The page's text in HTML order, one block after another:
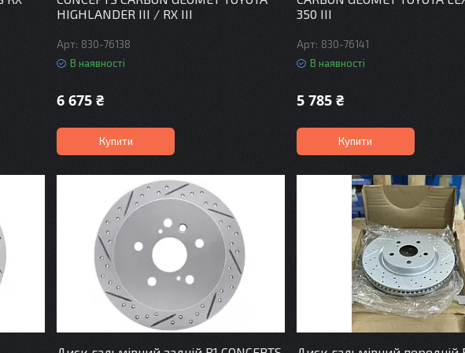
HIGHLANDER III / RX III
830-76138
В наявності
6 675 ₴
Купити
350 III
830-76141
В наявності
5 785 ₴
Купити